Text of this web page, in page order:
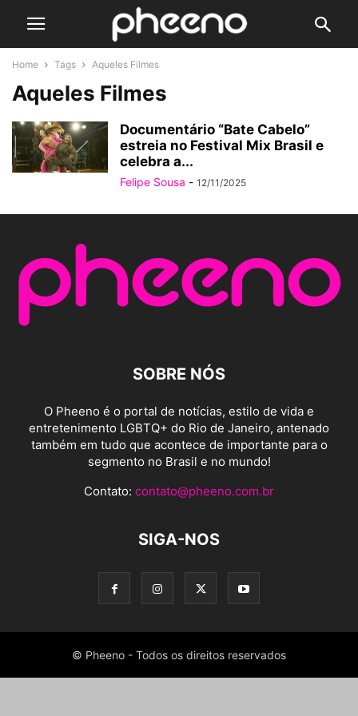
Home Tags Aqueles Filmes
Aqueles Filmes
Documentário “Bate Cabelo”
estreia no Festival Mix Brasil e
celebra a...
Felipe Sousa - 12/11/2025
SOBRE NÓS
O Pheeno é o portal de notícias, estilo de vida e
entretenimento LGBTQ+ do Rio de Janeiro, antenado
também em tudo que acontece de importante para o
segmento no Brasil e no mundo!
Contato: contato@pheeno.com.br
SIGA-NOS
© Pheeno - Todos os direitos reservados